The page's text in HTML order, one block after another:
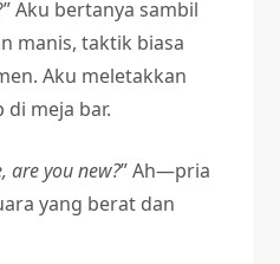
Aku bertanya sambil
manis, taktik biasa
Aku meletakkan
di meja bar.
are you new?” Ah—pria
yang berat dan